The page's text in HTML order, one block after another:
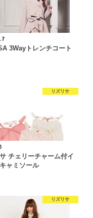
3Wayトレンチコート
リズリサ
チェリーチャーム付イ
ャミソール
リズリサ